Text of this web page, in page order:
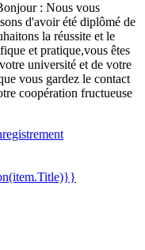
: Nous vous
d'avoir été diplômé de
la réussite et le
et pratique,vous êtes
université et de votre
vous gardez le contact
coopération fructueuse